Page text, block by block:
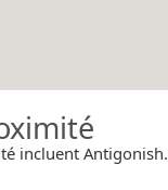
incluent Antigonish.